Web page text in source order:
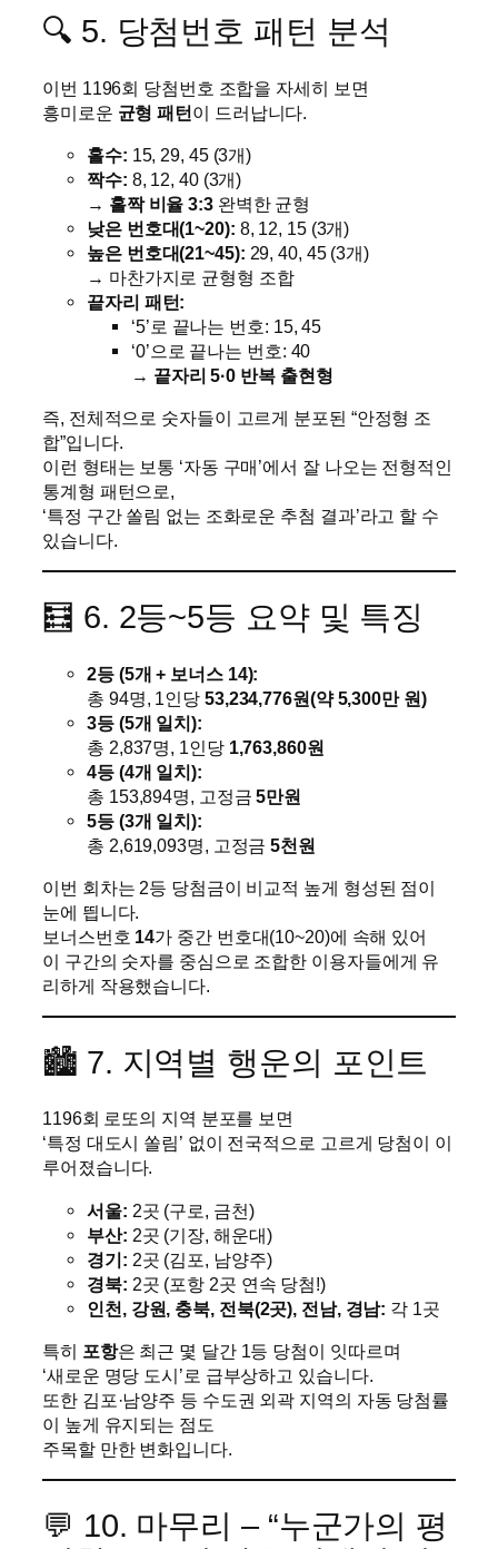
🔍 5. 당첨번호 패턴 분석
이번 1196회 당첨번호 조합을 자세히 보면
흥미로운 균형 패턴이 드러납니다.
홀수: 15, 29, 45 (3개)
짝수: 8, 12, 40 (3개)
→ 홀짝 비율 3:3완벽한 균형
낮은 번호대(1~20): 8, 12, 15 (3개)
높은 번호대(21~45): 29, 40, 45 (3개)
→ 마찬가지로 균형형 조합
끝자리 패턴:
‘5’로 끝나는 번호: 15, 45
‘0’으로 끝나는 번호: 40
→ 끝자리 5·0 반복 출현형
즉, 전체적으로 숫자들이 고르게 분포된 “안정형 조
합”입니다.
이런 형태는 보통 ‘자동 구매’에서 잘 나오는 전형적인
통계형 패턴으로,
‘특정 구간 쏠림 없는 조화로운 추첨 결과’라고 할 수
있습니다.
🧮 6. 2등~5등 요약 및 특징
2등 (5개 + 보너스 14):
총 94명, 1인당 53,234,776원(약 5,300만 원)
3등 (5개 일치):
총 2,837명, 1인당 1,763,860원
4등 (4개 일치):
총 153,894명, 고정금5만원
5등 (3개 일치):
총 2,619,093명, 고정금5천원
이번 회차는 2등 당첨금이 비교적 높게 형성된 점이
눈에 띕니다.
보너스번호 14가 중간 번호대(10~20)에 속해 있어
이 구간의 숫자를 중심으로 조합한 이용자들에게 유
리하게 작용했습니다.
🏙️ 7. 지역별 행운의 포인트
1196회 로또의 지역 분포를 보면
‘특정 대도시 쏠림’ 없이 전국적으로 고르게 당첨이 이
루어졌습니다.
서울: 2곳 (구로, 금천)
부산: 2곳 (기장, 해운대)
경기: 2곳 (김포, 남양주)
경북: 2곳 (포항 2곳 연속 당첨!)
인천, 강원, 충북, 전북(2곳), 전남, 경남: 각 1곳
특히 포항은 최근 몇 달간 1등 당첨이 잇따르며
‘새로운 명당 도시’로 급부상하고 있습니다.
또한 김포·남양주 등 수도권 외곽 지역의 자동 당첨률
이 높게 유지되는 점도
주목할 만한 변화입니다.
💬 10. 마무리 – “누군가의 평